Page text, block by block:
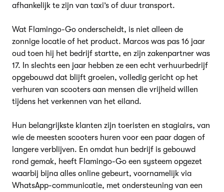
afhankelijk te zijn van taxi’s of duur transport.
Wat Flamingo-Go onderscheidt, is niet alleen de
zonnige locatie of het product. Marcos was pas 16 jaar
oud toen hij het bedrijf startte, en zijn zakenpartner was
17. In slechts een jaar hebben ze een echt verhuurbedrijf
opgebouwd dat blijft groeien, volledig gericht op het
verhuren van scooters aan mensen die vrijheid willen
tijdens het verkennen van het eiland.
Hun belangrijkste klanten zijn toeristen en stagiairs, van
wie de meesten scooters huren voor een paar dagen of
langere verblijven. En omdat hun bedrijf is gebouwd
rond gemak, heeft Flamingo-Go een systeem opgezet
waarbij bijna alles online gebeurt, voornamelijk via
WhatsApp-communicatie, met ondersteuning van een